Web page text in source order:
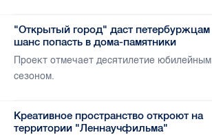
"Открытый город" даст петербуржцам
шанс попасть в дома-памятники
Проект отмечает десятилетие юбилейным
сезоном.
Креативное пространство откроют на
территории "Леннаучфильма"